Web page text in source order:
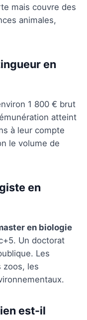
mais couvre des
animales,
en
1 800 € brut
atteint
à leur compte
le volume de
en
en biologie
Un doctorat
Les
zoos, les
est-il